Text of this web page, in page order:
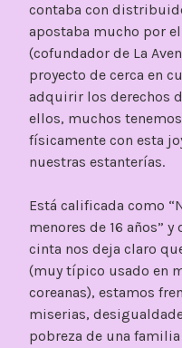
contaba con
apostaba mucho por
(cofundador de La
proyecto de cerca en
adquirir los derechos
ellos, muchos
físicamente con esta
nuestras estanterías.
Está calificada como
menores de 16 años”
cinta nos deja claro
(muy típico usado en
coreanas), estamos
miserias,
pobreza de una